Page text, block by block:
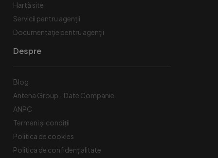
Hartă site
Servicii pentru agenții
Documentație pentru agenții
Despre
Blog
Antena Group - Date Companie
ANPC
Termeni și condiții
Politica de cookies
Politica de confidențialitate